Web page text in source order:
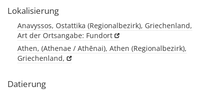
Lokalisierung
Anavyssos, Ostattika (Regionalbezirk), Griechenland,
Art der Ortsangabe: Fundort
Athen, (Athenae / Athēnai), Athen (Regionalbezirk),
Griechenland,
Datierung